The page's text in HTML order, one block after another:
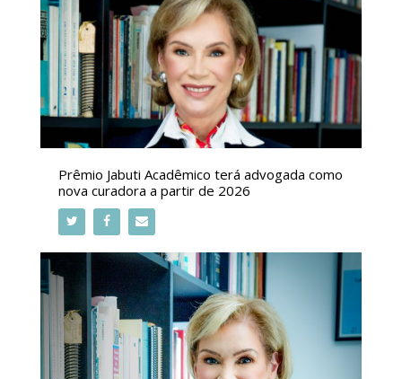
Prêmio Jabuti Acadêmico terá advogada como
nova curadora a partir de 2026